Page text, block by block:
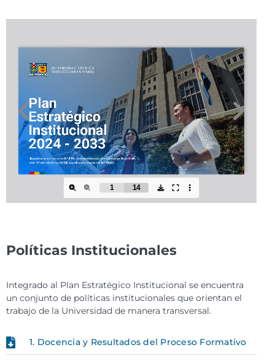
Políticas Institucionales
Integrado al Plan Estratégico Institucional se encuentra
un conjunto de políticas institucionales que orientan el
trabajo de la Universidad de manera transversal.
1. Docencia y Resultados del Proceso Formativo